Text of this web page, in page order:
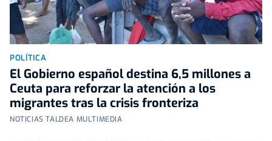
POLÍTICA
El Gobierno español destina 6,5 millones a
Ceuta para reforzar la atención a los
migrantes tras la crisis fronteriza
NOTICIAS TALDEA MULTIMEDIA